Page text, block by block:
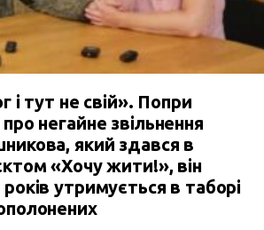
і тут не свій». Попри
негайне звільнення
який здався в
«Хочу жити!», він
утримується в таборі